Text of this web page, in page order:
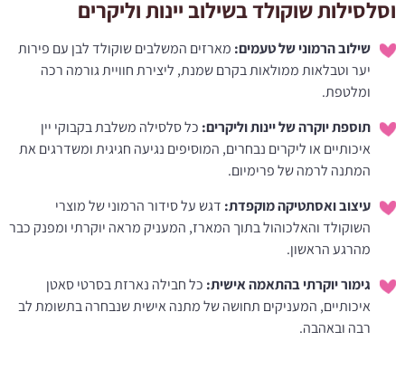
וסלסילות שוקולד בשילוב יינות וליקרים
שילוב הרמוני של טעמים: מארזים המשלבים שוקולד לבן עם פירות
יער וטבלאות ממולאות בקרם שמנת, ליצירת חוויית גורמה רכה
ומלטפת.
תוספת יוקרה של יינות וליקרים: כל סלסילה משלבת בקבוקי יין
איכותיים או ליקרים נבחרים, המוסיפים נגיעה חגיגית ומשדרגים את
המתנה לרמה של פרימיום.
עיצוב ואסתטיקה מוקפדת: דגש על סידור הרמוני של מוצרי
השוקולד והאלכוהול בתוך המארז, המעניק מראה יוקרתי ומפנק כבר
מהרגע הראשון.
גימור יוקרתי בהתאמה אישית: כל חבילה נארזת בסרטי סאטן
איכותיים, המעניקים תחושה של מתנה אישית שנבחרה בתשומת לב
רבה ובאהבה.